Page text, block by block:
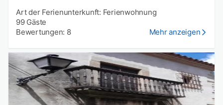
Art der Ferienunterkunft: Ferienwohnung
99 Gäste
Bewertungen: 8
Mehr anzeigen